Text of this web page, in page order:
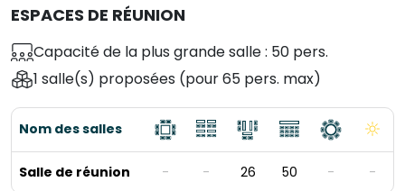
ESPACES DE RÉUNION
Capacité de la plus grande salle : 50 pers.
1 salle(s) proposées (pour 65 pers. max)
Nom des salles
Salle de réunion - - 26 50 - -